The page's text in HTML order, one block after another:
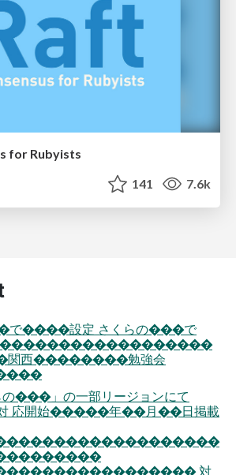
for Rubyists
141 7.6k
で����設定 さくらの���で
������������������
関⻄��������勉強会
の���」の⼀部リージョンにて
応開始�����年��⽉��⽇掲載
対